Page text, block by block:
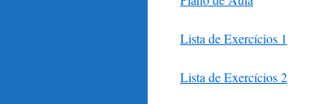
Lista de Exercícios 1
Lista de Exercícios 2